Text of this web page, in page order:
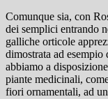
Comunque sia, con
dei semplici entrando
galliche orticole
dimostrata ad
abbiamo a
piante medicinali,
fiori ornamentali, ad